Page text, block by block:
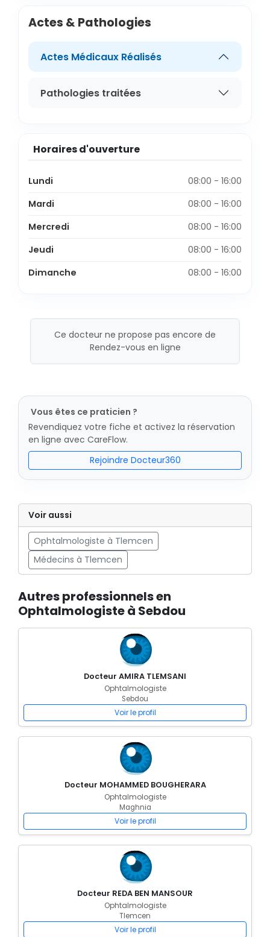
Actes & Pathologies
Actes Médicaux Réalisés
Pathologies traitées
Horaires d'ouverture
Lundi
08:00 - 16:00
Mardi
08:00 - 16:00
Mercredi
08:00 - 16:00
Jeudi
08:00 - 16:00
Dimanche
08:00 - 16:00
Ce docteur ne propose pas encore de
Rendez-vous en ligne
Vous êtes ce praticien ?
Revendiquez votre fiche et activez la réservation
en ligne avec CareFlow.
Rejoindre Docteur360
Voir aussi
Ophtalmologiste à Tlemcen
Médecins à Tlemcen
Autres professionnels en
Ophtalmologiste à Sebdou
Docteur AMIRA TLEMSANI
Ophtalmologiste
Sebdou
Voir le profil
Docteur MOHAMMED BOUGHERARA
Ophtalmologiste
Maghnia
Voir le profil
Docteur REDA BEN MANSOUR
Ophtalmologiste
Tlemcen
Voir le profil